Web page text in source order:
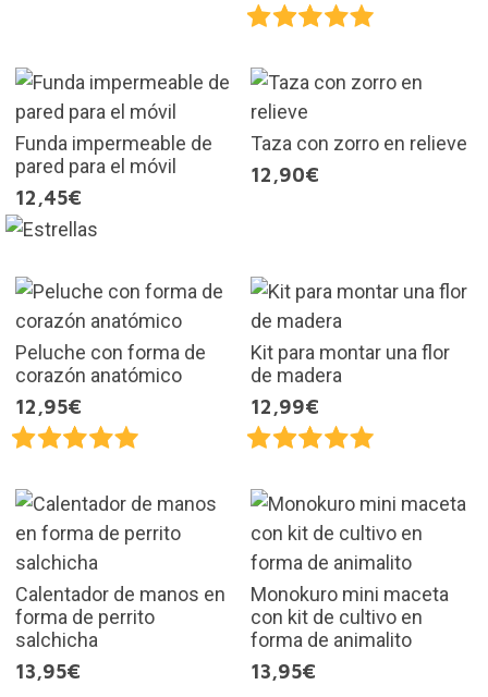
Funda impermeable de
pared para el móvil
12,45€
Taza con zorro en relieve
12,90€
Peluche con forma de
corazón anatómico
12,95€
Kit para montar una flor
de madera
12,99€
Calentador de manos en
forma de perrito
salchicha
13,95€
Monokuro mini maceta
con kit de cultivo en
forma de animalito
13,95€